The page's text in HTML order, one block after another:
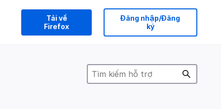
Tải về
Firefox
Đăng nhập/Đăng
ký